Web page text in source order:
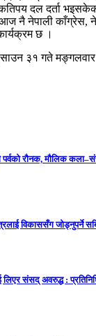
दल दर्ता
नै नेपाली काँग्रेस,
छ ।
३१ गते मङ्गलवार
पर्वको रौनक, मौलिक
विकाससँग जोड्नुपर्ने
लिएर संसद् अवरुद्ध :